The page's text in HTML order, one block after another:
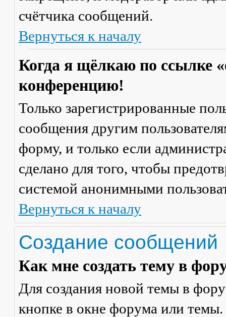
счётчика сообщений.
Вернуться к началу
Когда я щёлкаю по ссылке
конференцию!
Только зарегистрированные
сообщения другим
форму, и только если
сделано для того, чтобы
системой анонимными
Вернуться к началу
Создание сообщений
Как мне создать тему в
Для создания новой темы в
кнопке в окне форума или